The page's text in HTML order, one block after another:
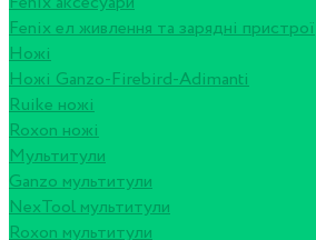
Fenix ел живлення та зарядні пристрої
Ножі
Ножі Ganzo-Firebird-Adimanti
Ruike ножі
Roxon ножi
Мультитули
Ganzo мультитули
NexTool мультитули
Roxon мультитули